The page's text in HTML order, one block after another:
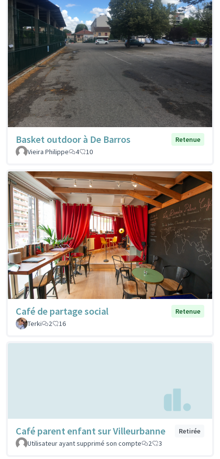
Basket outdoor à De Barros
Retenue
Vieira Philippe
4 10
Café de partage social
Retenue
Terki
2 16
Café parent enfant sur Villeurbanne
Retirée
Utilisateur ayant supprimé son compte
2 3